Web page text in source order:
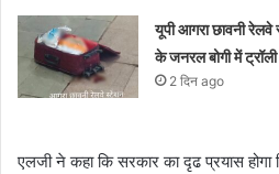
यूपी आगरा छावनी
के जनरल बोगी में
2 दिन ago
एलजी ने कहा कि सरकार का दृढ प्रयास होगा